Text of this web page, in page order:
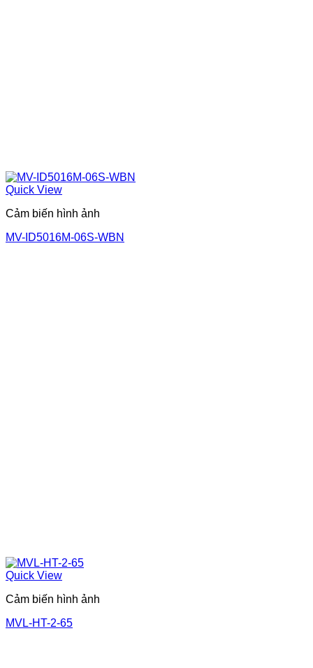
Quick View
Cảm biến hình ảnh
MV-ID5016M-06S-WBN
Quick View
Cảm biến hình ảnh
MVL-HT-2-65